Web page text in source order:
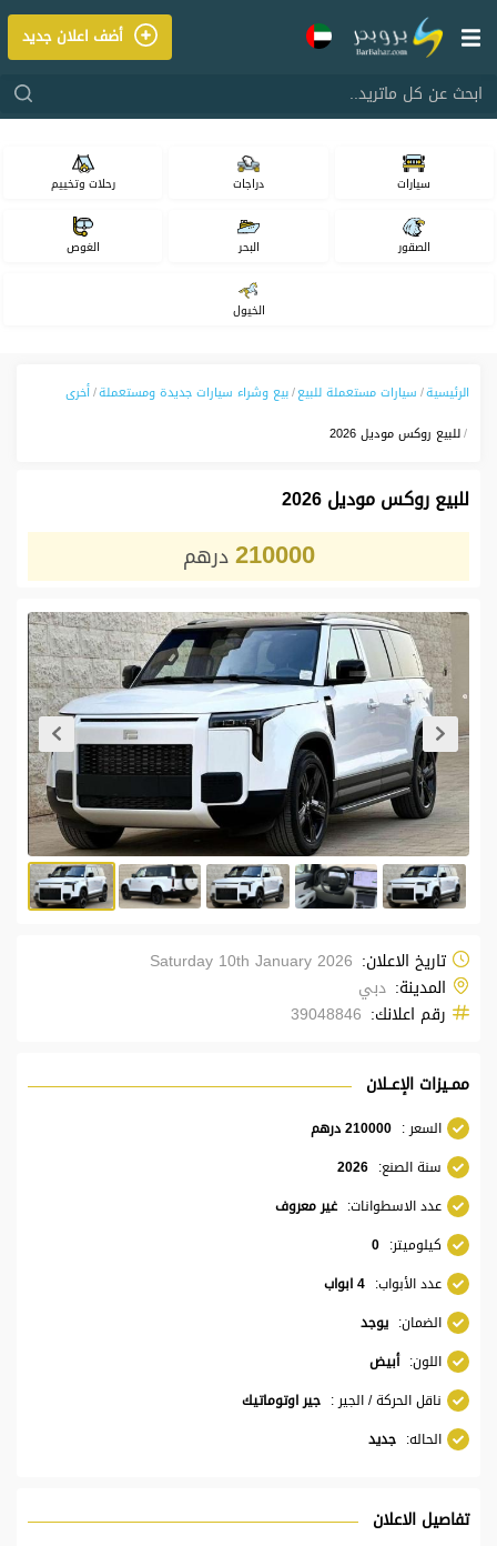
أضف اعلان جديد
ابحث عن كل ماتريد..
سيارات دراجات رحلات وتخييم
الصقور البحر الغوص
الخيول
الرئيسية سيارات مستعملة للبيع بيع وشراء سيارات جديدة ومستعملة أخرى
للبيع روكس موديل 2026
للبيع روكس موديل 2026
210000درهم
تاريخ الاعلان: Saturday 10th January 2026
المدينة: دبي
رقم اعلانك: 39048846
ممــيزات الإعــلان
السعر : 210000 درهم
سنة الصنع: 2026
عدد الاسطوانات: غير معروف
كيلوميتر: 0
عدد الأبواب: 4 ابواب
الضمان: يوجد
اللون: أبيض
ناقل الحركة / الجير : جير اوتوماتيك
الحاله: جديد
تفاصيل الاعلان